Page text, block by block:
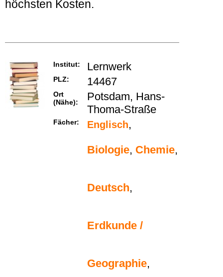
höchsten Kosten.
Institut: Lernwerk
PLZ: 14467
Ort
(Nähe):
Potsdam, Hans-
Thoma-Straße
Fächer: Englisch,
Biologie, Chemie,
Deutsch,
Erdkunde /
Geographie,